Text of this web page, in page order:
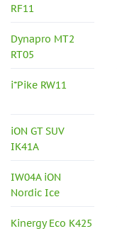
RF11
Dynapro MT2
RT05
i*Pike RW11
iON GT SUV
IK41A
IW04A iON
Nordic Ice
Kinergy Eco K425